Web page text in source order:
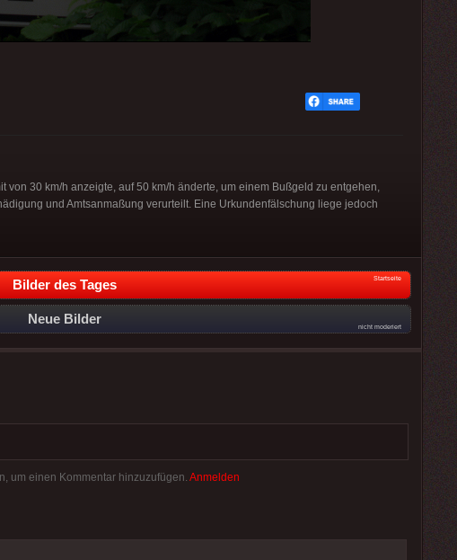
von 30 km/h anzeigte, auf 50 km/h änderte, um einem Bußgeld zu entgehen,
und Amtsanmaßung verurteilt. Eine Urkundenfälschung liege jedoch
Bilder des Tages Startseite
Neue Bilder
nicht moderiert
um einen Kommentar hinzuzufügen. Anmelden